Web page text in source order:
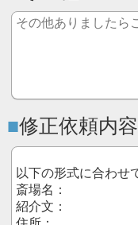
修正依頼内容